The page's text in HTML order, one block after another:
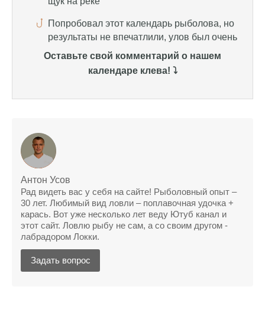
отлично, уловил карпа и налима
Уже второй раз пользуюсь этим прогнозом,
всегда помогает найти активных хищников
поймать крупного щуку, удивлен, но это
Сегодняшний прогноз клева оказался
полной ерундой, ни одной рыбы не поймал
Поймал всего одну рыбу, несмотря на
"удачный" прогноз клева, разочарован
Сегодняшний прогноз клева позволил мне
успешно поймать крупную щуку.
неделю обещает хорошие результаты.
Оставьте свой комментарий о нашем
календаре клева! ⤵️
Антон Усов
Рад видеть вас у себя на сайте! Рыболовный опыт –
30 лет. Любимый вид ловли – поплавочная удочка +
карась. Вот уже несколько лет веду Ютуб канал и
этот сайт. Ловлю рыбу не сам, а со своим другом -
лабрадором Локки.
Задать вопрос